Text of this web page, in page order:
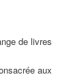
de livres
aux